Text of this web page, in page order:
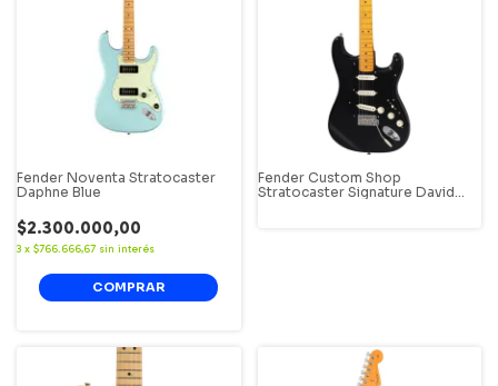
Fender Noventa Stratocaster
Daphne Blue
$2.300.000,00
3 x $766.666,67 sin interés
Fender Custom Shop
Stratocaster Signature David